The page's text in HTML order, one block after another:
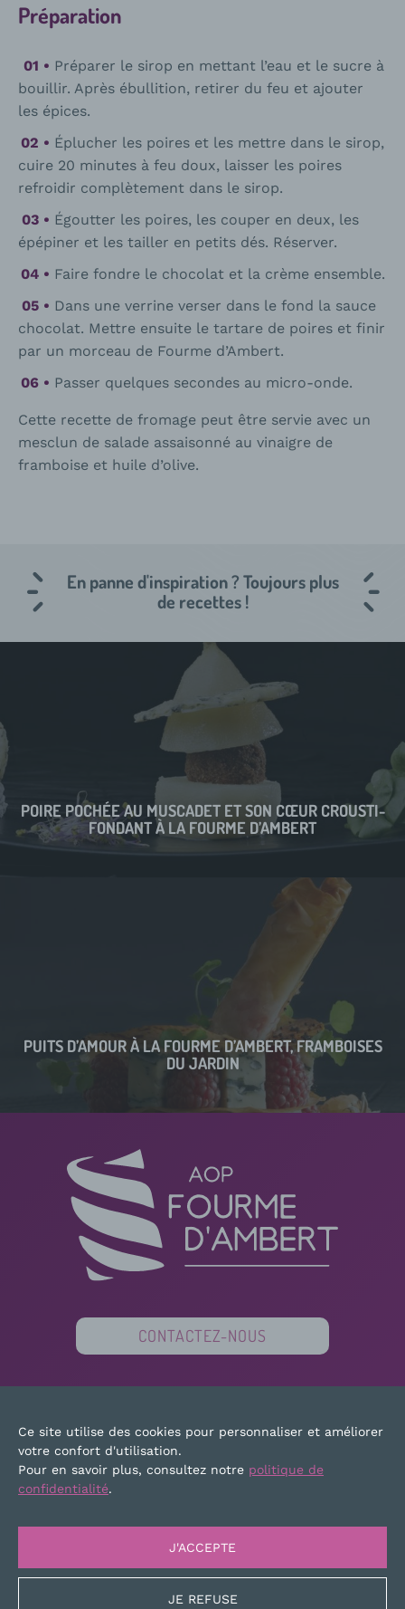
Préparation
Préparer le sirop en mettant l’eau et le sucre à
bouillir. Après ébullition, retirer du feu et ajouter
les épices.
Éplucher les poires et les mettre dans le sirop,
cuire 20 minutes à feu doux, laisser les poires
refroidir complètement dans le sirop.
Égoutter les poires, les couper en deux, les
épépiner et les tailler en petits dés. Réserver.
Faire fondre le chocolat et la crème ensemble.
Dans une verrine verser dans le fond la sauce
chocolat. Mettre ensuite le tartare de poires et finir
par un morceau de Fourme d’Ambert.
Passer quelques secondes au micro-onde.
Cette recette de fromage peut être servie avec un
mesclun de salade assaisonné au vinaigre de
framboise et huile d’olive.
En panne d'inspiration ? Toujours plus
de recettes !
POIRE POCHÉE AU MUSCADET ET SON CŒUR CROUSTI-
FONDANT À LA FOURME D’AMBERT
PUITS D’AMOUR À LA FOURME D’AMBERT, FRAMBOISES
DU JARDIN
CONTACTEZ-NOUS
PLAN DU SITE MENTIONS LÉGALES
Ce site utilise des cookies pour personnaliser et améliorer
votre confort d'utilisation.
Pour en savoir plus, consultez notre politique de
confidentialité.
J'ACCEPTE
JE REFUSE